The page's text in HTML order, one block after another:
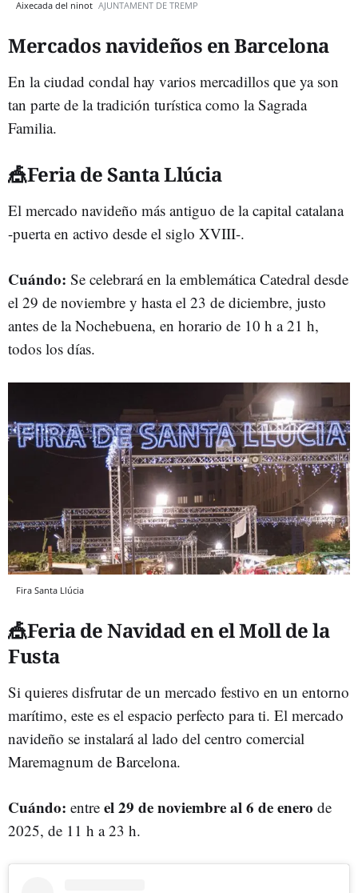
Aixecada del ninot AJUNTAMENT DE TREMP
Mercados navideños en Barcelona
En la ciudad condal hay varios mercadillos que ya son
tan parte de la tradición turística como la Sagrada
Familia.
🎪Feria de Santa Llúcia
El mercado navideño más antiguo de la capital catalana
-puerta en activo desde el siglo XVIII-.
Cuándo: Se celebrará en la emblemática Catedral desde
el 29 de noviembre y hasta el 23 de diciembre, justo
antes de la Nochebuena, en horario de 10 h a 21 h,
todos los días.
Fira Santa Llúcia
🎪Feria de Navidad en el Moll de la
Fusta
Si quieres disfrutar de un mercado festivo en un entorno
marítimo, este es el espacio perfecto para ti. El mercado
navideño se instalará al lado del centro comercial
Maremagnum de Barcelona.
Cuándo: entre el 29 de noviembre al 6 de enero de
2025, de 11 h a 23 h.